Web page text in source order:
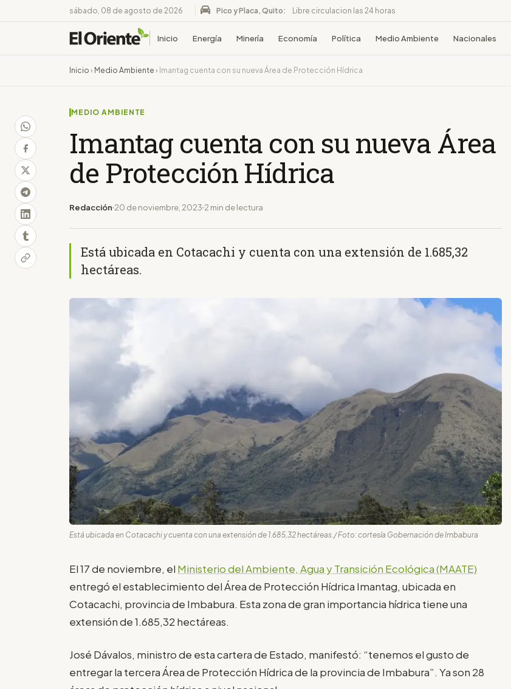
sábado, 08 de agosto de 2026 Pico y Placa, Quito: Libre circulacion las 24 horas
Inicio Energía Minería Economía Política Medio Ambiente Nacionales
Inicio › Medio Ambiente › Imantag cuenta con su nueva Área de Protección Hídrica
MEDIO AMBIENTE
Imantag cuenta con su nueva Área
de Protección Hídrica
Redacción 20 de noviembre, 2023 2 min de lectura
Está ubicada en Cotacachi y cuenta con una extensión de 1.685,32
hectáreas.
Está ubicada en Cotacachi y cuenta con una extensión de 1.685,32 hectáreas./ Foto: cortesía Gobernación de Imbabura
El 17 de noviembre, el Ministerio del Ambiente, Agua y Transición Ecológica (MAATE)
entregó el establecimiento del Área de Protección Hídrica Imantag, ubicada en
Cotacachi, provincia de Imbabura. Esta zona de gran importancia hídrica tiene una
extensión de 1.685,32 hectáreas.
José Dávalos, ministro de esta cartera de Estado, manifestó: “tenemos el gusto de
entregar la tercera Área de Protección Hídrica de la provincia de Imbabura”. Ya son 28